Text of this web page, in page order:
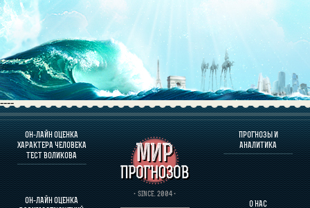
----
ОН-ЛАЙН ОЦЕНКА
ХАРАКТЕРА ЧЕЛОВЕКА
ТЕСТ ВОЛИКОВА
ОН-ЛАЙН ОЦЕНКА
· SINCE. 2004 ·
ПРОГНОЗЫ И
АНАЛИТИКА
О НАС
О ПРОГРАММЕ
ОЦЕНКА ХАРАКТЕРA ЧЕЛОВЕКА
ОЦЕНКА ХАРАКТЕРА ВЫДАЮЩИХСЯ ЛИЧНОСТЕЙ
О ПРОГРАММЕ